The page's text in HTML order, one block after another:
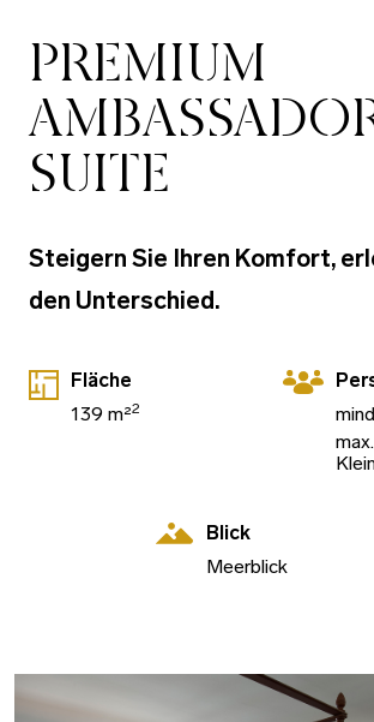
PREMIUM
SUITE
Steigern Sie Ihren Komfort,
den Unterschied.
Fläche
139 m²2
Blick
Meerblick